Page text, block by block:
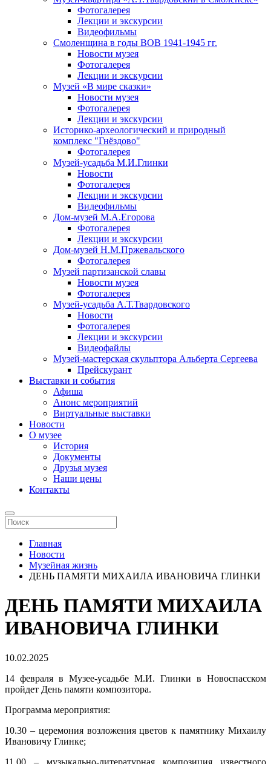
Фотогалерея
Лекции и экскурсии
Видеофильмы
Смоленщина в годы ВОВ 1941-1945 гг.
Новости музея
Фотогалерея
Лекции и экскурсии
Музей «В мире сказки»
Новости музея
Фотогалерея
Лекции и экскурсии
Историко-археологический и природный
комплекс "Гнёздово"
Фотогалерея
Музей-усадьба М.И.Глинки
Новости
Фотогалерея
Лекции и экскурсии
Видеофильмы
Дом-музей М.А.Егорова
Фотогалерея
Лекции и экскурсии
Дом-музей Н.М.Пржевальского
Фотогалерея
Музей партизанской славы
Новости музея
Фотогалерея
Музей-усадьба А.Т.Твардовского
Новости
Фотогалерея
Лекции и экскурсии
Видеофайлы
Музей-мастерская скульптора Альберта Сергеева
Прейскурант
Выставки и события
Афиша
Анонс мероприятий
Виртуальные выставки
Новости
О музее
История
Документы
Друзья музея
Наши цены
Контакты
Главная
Новости
Музейная жизнь
ДЕНЬ ПАМЯТИ МИХАИЛА ИВАНОВИЧА ГЛИНКИ
ДЕНЬ ПАМЯТИ МИХАИЛА
ИВАНОВИЧА ГЛИНКИ
10.02.2025
14 февраля в Музее-усадьбе М.И. Глинки в Новоспасском
пройдет День памяти композитора.
Программа мероприятия:
10.30 – церемония возложения цветов к памятнику Михаилу
Ивановичу Глинке;
11.00 – музыкально-литературная композиция известного